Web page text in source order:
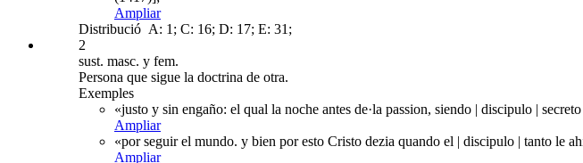
Ampliar
Distribució A: 1; C: 16; D: 17; E: 31;
2
sust. masc. y fem.
Persona que sigue la doctrina de otra.
Exemples
«justo y sin engaño: el qual la noche antes de·la passion, siendo | discipulo |
Ampliar
«por seguir el mundo. y bien por esto Cristo dezia quando el | discipulo | tanto le
Ampliar